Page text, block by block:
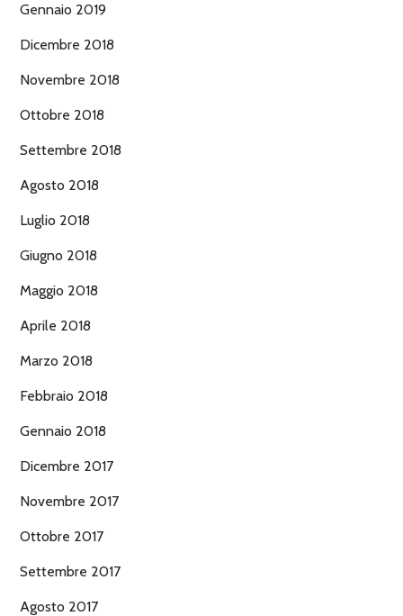
Gennaio 2019
Dicembre 2018
Novembre 2018
Ottobre 2018
Settembre 2018
Agosto 2018
Luglio 2018
Giugno 2018
Maggio 2018
Aprile 2018
Marzo 2018
Febbraio 2018
Gennaio 2018
Dicembre 2017
Novembre 2017
Ottobre 2017
Settembre 2017
Agosto 2017